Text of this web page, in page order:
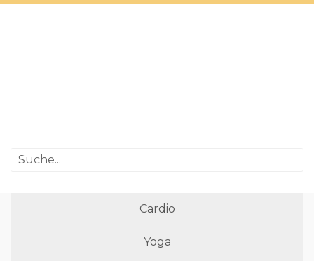
Cardio
Yoga